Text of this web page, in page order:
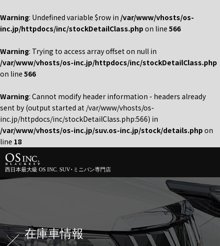
Warning: Undefined variable $row in /var/www/vhosts/os-
inc.jp/httpdocs/inc/stockDetailClass.php on line 566
Warning: Trying to access array offset on null in
/var/www/vhosts/os-inc.jp/httpdocs/inc/stockDetailClass.php
on line 566
Warning: Cannot modify header information - headers already
sent by (output started at /var/www/vhosts/os-
inc.jp/httpdocs/inc/stockDetailClass.php:566) in
/var/www/vhosts/os-inc.jp/suv.os-inc.jp/stock/details.php on
line 18
西日本最大級 OS INC. SUV･ミニバン専門店
在庫車情報